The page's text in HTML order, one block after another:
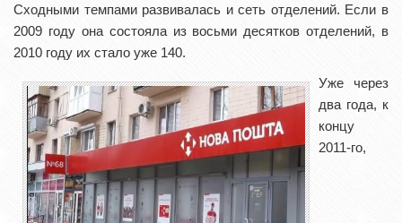
Сходными темпами развивалась и сеть отделений. Если в
2009 году она состояла из восьми десятков отделений, в
2010 году их стало уже 140.
Уже через
два года, к
концу
2011-го,